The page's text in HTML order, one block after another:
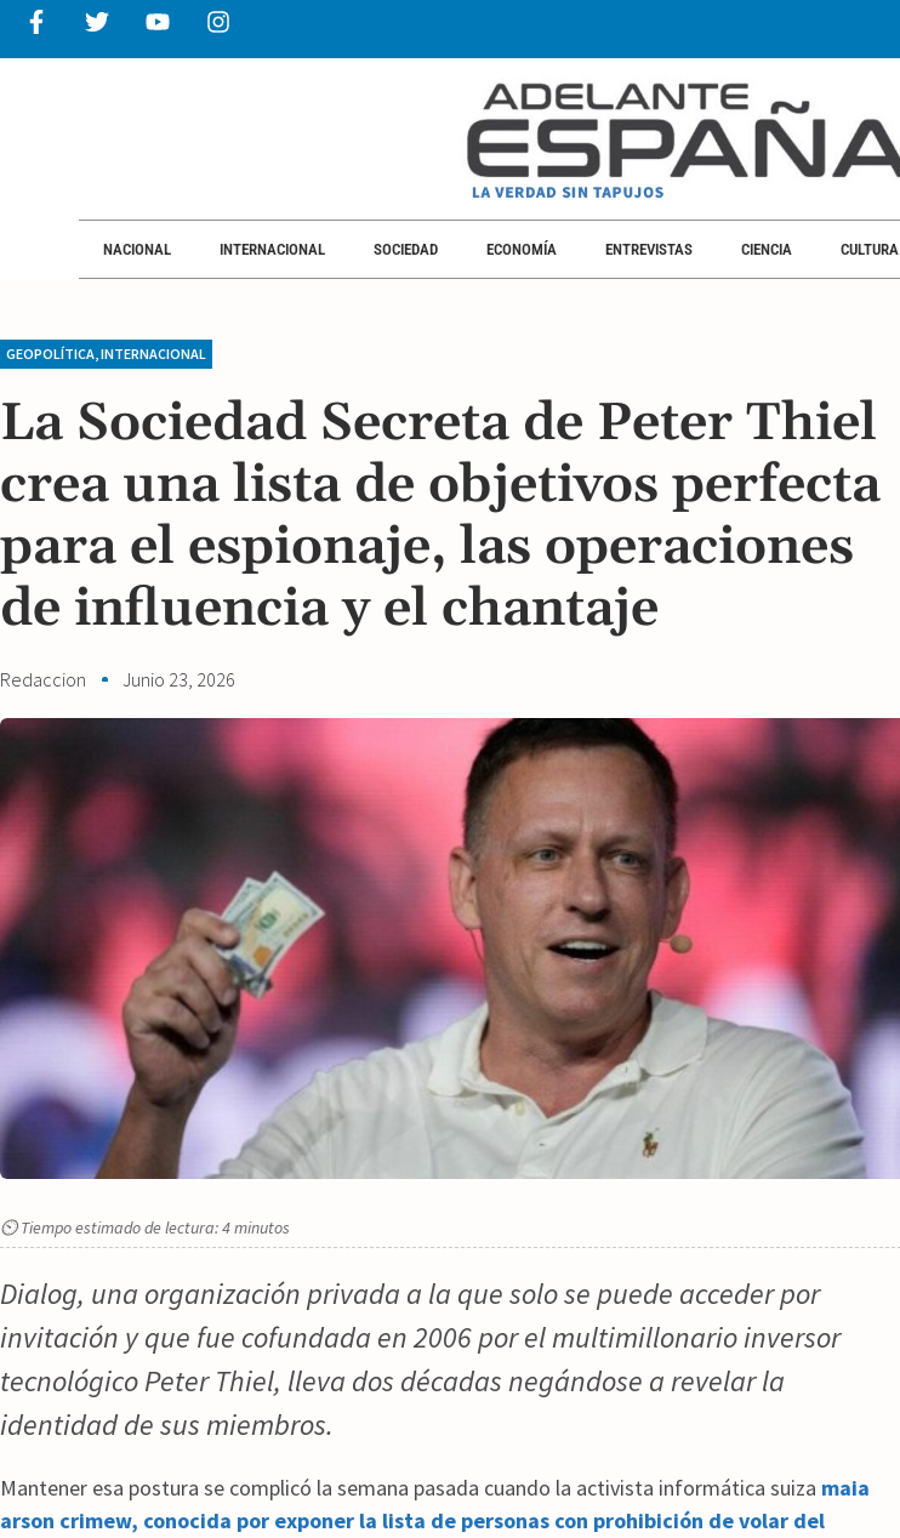
NACIONAL INTERNACIONAL SOCIEDAD ECONOMÍA ENTREVISTAS CIENCIA CULTURA
GEOPOLÍTICA,INTERNACIONAL
La Sociedad Secreta de Peter Thiel
crea una lista de objetivos perfecta
para el espionaje, las operaciones
de influencia y el chantaje
Redaccion Junio 23, 2026
⏲ Tiempo estimado de lectura: 4 minutos
Dialog, una organización privada a la que solo se puede acceder por
invitación y que fue cofundada en 2006 por el multimillonario inversor
tecnológico Peter Thiel, lleva dos décadas negándose a revelar la
identidad de sus miembros.
Mantener esa postura se complicó la semana pasada cuando la activista informática suiza maia
arson crimew, conocida por exponer la lista de personas con prohibición de volar del